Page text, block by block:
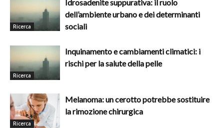
Ricerca
Idrosadenite suppurativa: il ruolo
dell’ambiente urbano e dei determinanti
sociali
Ricerca
Inquinamento e cambiamenti climatici: i
rischi per la salute della pelle
Ricerca
Melanoma: un cerotto potrebbe sostituire
la rimozione chirurgica